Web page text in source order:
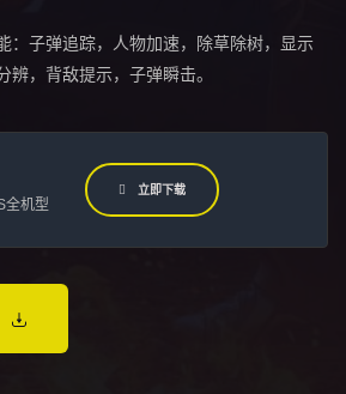
：子弹追踪，人物加速，除草除树，显示
辨，背敌提示，子弹瞬击。
全机型
立即下载